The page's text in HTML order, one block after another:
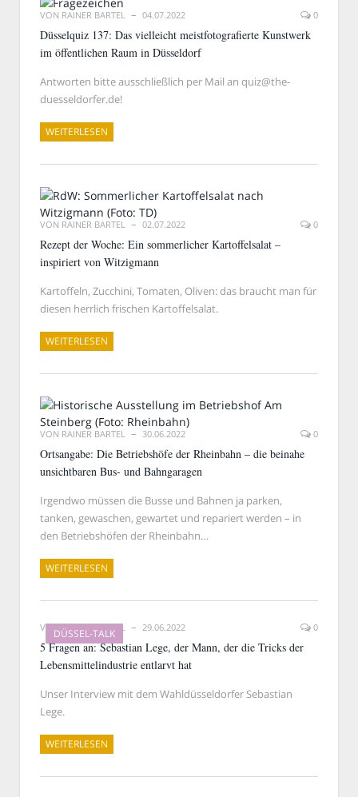
VON RAINER BARTEL 04.07.2022 0
Düsselquiz 137: Das vielleicht meistfotografierte Kunstwerk
im öffentlichen Raum in Düsseldorf
Antworten bitte ausschließlich per Mail an quiz@the-
duesseldorfer.de!
WEITERLESEN
VON RAINER BARTEL 02.07.2022 0
Rezept der Woche: Ein sommerlicher Kartoffelsalat –
inspiriert von Witzigmann
Kartoffeln, Zucchini, Tomaten, Oliven: das braucht man für
diesen herrlich frischen Kartoffelsalat.
WEITERLESEN
VON RAINER BARTEL 30.06.2022 0
Ortsangabe: Die Betriebshöfe der Rheinbahn – die beinahe
unsichtbaren Bus- und Bahngaragen
Irgendwo müssen die Busse und Bahnen ja parken,
tanken, gewaschen, gewartet und repariert werden – in
den Betriebshöfen der Rheinbahn…
WEITERLESEN
DÜSSEL-TALK
VONRAINER BARTEL 29.06.2022 0
5 Fragen an: Sebastian Lege, der Mann, der die Tricks der
Lebensmittelindustrie entlarvt hat
Unser Interview mit dem Wahldüsseldorfer Sebastian
Lege.
WEITERLESEN